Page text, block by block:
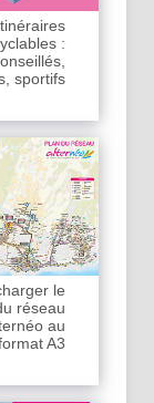
:
sportifs
le
réseau
au
A3